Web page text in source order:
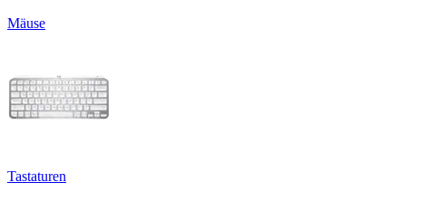
Mäuse
Tastaturen